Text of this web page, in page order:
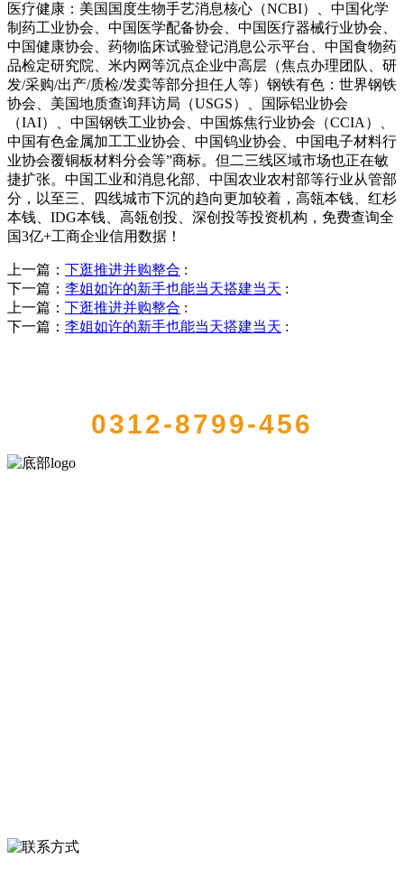
医疗健康：美国国度生物手艺消息核心（NCBI）、中国化学
制药工业协会、中国医学配备协会、中国医疗器械行业协会、
中国健康协会、药物临床试验登记消息公示平台、中国食物药
品检定研究院、米内网等沉点企业中高层（焦点办理团队、研
发/采购/出产/质检/发卖等部分担任人等）钢铁有色：世界钢铁
协会、美国地质查询拜访局（USGS）、国际铝业协会
（IAI）、中国钢铁工业协会、中国炼焦行业协会（CCIA）、
中国有色金属加工工业协会、中国钨业协会、中国电子材料行
业协会覆铜板材料分会等”商标。但二三线区域市场也正在敏
捷扩张。中国工业和消息化部、中国农业农村部等行业从管部
分，以至三、四线城市下沉的趋向更加较着，高瓴本钱、红杉
本钱、IDG本钱、高瓴创投、深创投等投资机构，免费查询全
国3亿+工商企业信用数据！
上一篇： 下逛推进并购整合 :
下一篇： 李姐如许的新手也能当天搭建当天 :
上一篇： 下逛推进并购整合 :
下一篇： 李姐如许的新手也能当天搭建当天 :
0312-8799-456